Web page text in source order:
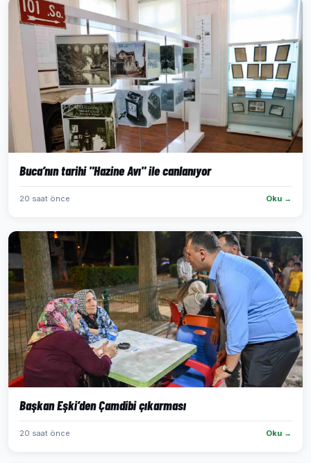
Buca’nın tarihi "Hazine Avı" ile canlanıyor
20 saat önce Oku →
Başkan Eşki’den Çamdibi çıkarması
20 saat önce Oku →